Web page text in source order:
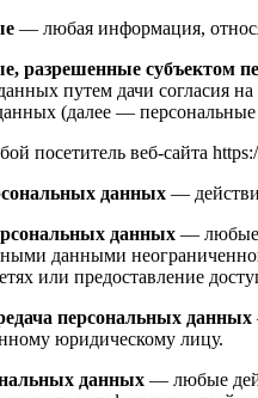
— любая информация,
разрешенные субъектом
путем дачи согласия
(далее —
посетитель веб-сайта
данных —
данных — любые
данными
или предоставление
персональных данных
юридическому лицу.
данных — любые